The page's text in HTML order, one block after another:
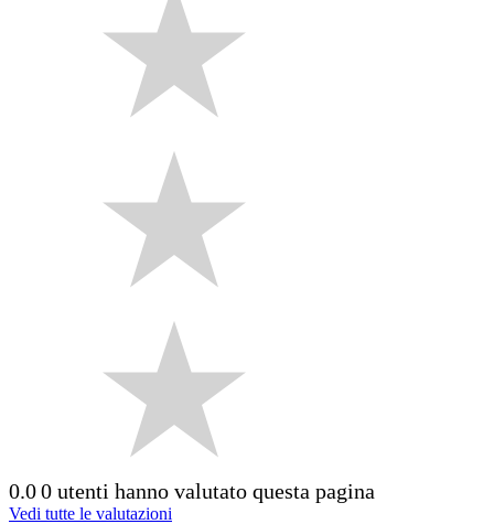
0.00 utenti hanno valutato questa pagina
Vedi tutte le valutazioni